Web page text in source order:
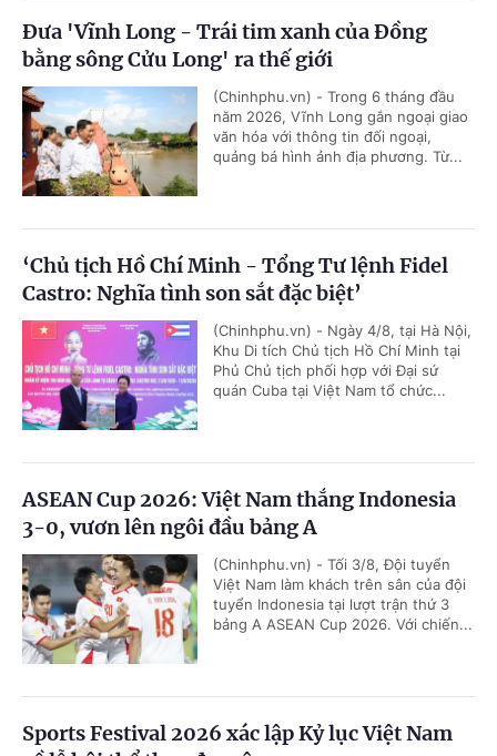
Đưa 'Vĩnh Long - Trái tim xanh của Đồng
bằng sông Cửu Long' ra thế giới
(Chinhphu.vn) - Trong 6 tháng đầu
năm 2026, Vĩnh Long gắn ngoại giao
văn hóa với thông tin đối ngoại,
quảng bá hình ảnh địa phương. Từ...
‘Chủ tịch Hồ Chí Minh - Tổng Tư lệnh Fidel
Castro: Nghĩa tình son sắt đặc biệt’
(Chinhphu.vn) - Ngày 4/8, tại Hà Nội,
Khu Di tích Chủ tịch Hồ Chí Minh tại
Phủ Chủ tịch phối hợp với Đại sứ
quán Cuba tại Việt Nam tổ chức...
ASEAN Cup 2026: Việt Nam thắng Indonesia
3-0, vươn lên ngôi đầu bảng A
(Chinhphu.vn) - Tối 3/8, Đội tuyển
Việt Nam làm khách trên sân của đội
tuyển Indonesia tại lượt trận thứ 3
bảng A ASEAN Cup 2026. Với chiến...
Sports Festival 2026 xác lập Kỷ lục Việt Nam